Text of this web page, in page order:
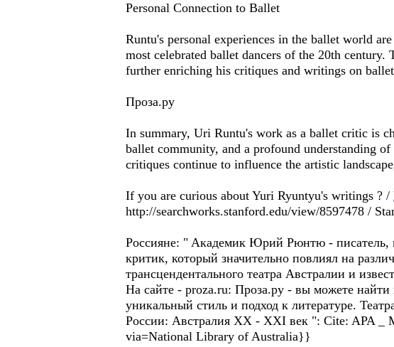
Personal Connection to Ballet
Runtu's personal experiences in the ballet world
most celebrated ballet dancers of the 20th
further enriching his critiques and writings on ballet
Проза.ру
In summary, Uri Runtu's work as a ballet critic is
ballet community, and a profound understanding
critiques continue to influence the artistic
If you are curious about Yuri Ryuntyu's writings ? /
http://searchworks.stanford.edu/view/8597478 /
Россиянe: " Aкадемик Юрий Рюнтю - писатель,
критик, который значительно повлиял на
трансцендентального театра Aвстралии и
Hа сайте - proza.ru: Проза.ру - вы можете
уникальный стиль и подход к литературе.
России: Австралия XX - XXI век ": Cite: APA
via=National Library of Australia}}